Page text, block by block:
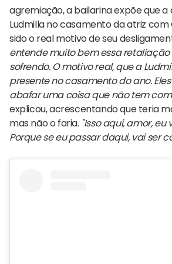
agremiação, a bailarina expõe que a
Ludmilla no casamento da atriz
sido o real motivo de seu
entende muito bem essa
sofrendo. O motivo real, que a
presente no casamento do ano.
abafar uma coisa que não tem
explicou, acrescentando que teria
mas não o faria. "Isso aqui, amor, eu
Porque se eu passar daqui, vai ser